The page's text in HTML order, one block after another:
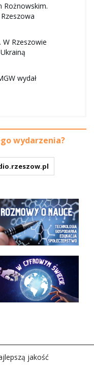
Rożnowskim.
W Rzeszowie
wydał
wydarzenia?
jakość